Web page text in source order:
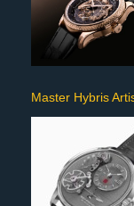
Master Hybris